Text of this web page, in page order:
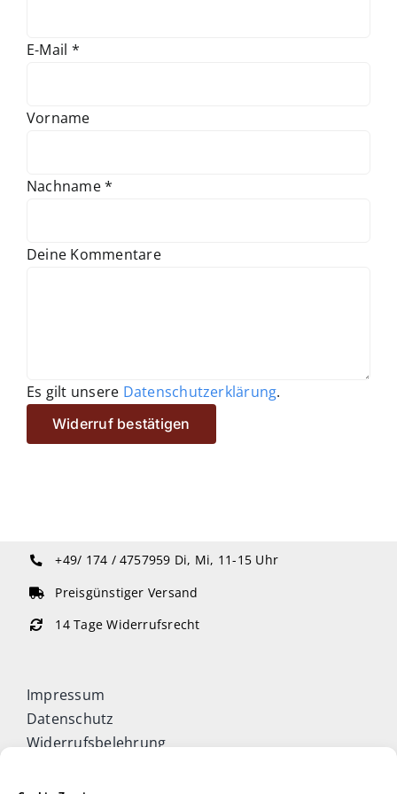
Sonstiges
Abo
E-Mail *erforderlich
Vorname
Nachname*
Page URI *erforderlich
Deine Kommentare
Es gilt unsere Datenschutzerklärung.
Widerruf bestätigen
+49/ 174 / 4757959 Di, Mi, 11-15 Uhr
Preisgünstiger Versand
14 Tage Widerrufsrecht
Impressum
Datenschutz
Widerrufsbelehrung